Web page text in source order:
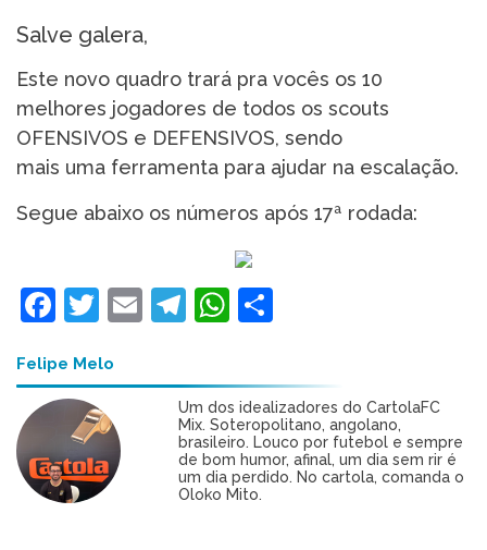
Salve galera,
Este novo quadro trará pra vocês os 10
melhores jogadores de todos os scouts
OFENSIVOS e DEFENSIVOS, sendo
mais uma ferramenta para ajudar na escalação.
Segue abaixo os números após 17ª rodada:
Facebook
Twitter
EmailTelegram
WhatsApp
Felipe Melo
Um dos idealizadores do CartolaFC
Mix. Soteropolitano, angolano,
brasileiro. Louco por futebol e sempre
de bom humor, afinal, um dia sem rir é
um dia perdido. No cartola, comanda o
Oloko Mito.